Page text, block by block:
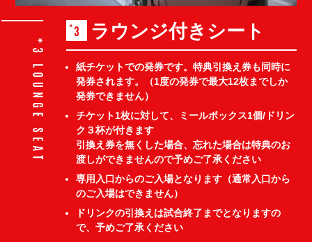
3 ラウンジ付きシート
紙チケットでの発券です。特典引換え券も同時に
発券されます。（1度の発券で最大12枚までしか
発券できません）
チケット1枚に対して、ミールボックス1個/ドリン
ク３杯が付きます
引換え券を無くした場合、忘れた場合は特典のお
渡しができませんので予めご了承ください
専用入口からのご入場となります（通常入口から
のご入場はできません）
ドリンクの引換えは試合終了までとなりますの
で、予めご了承ください